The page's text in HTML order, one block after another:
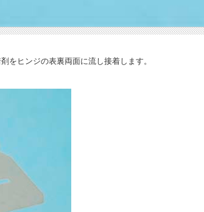
をヒンジの表裏両面に流し接着します。